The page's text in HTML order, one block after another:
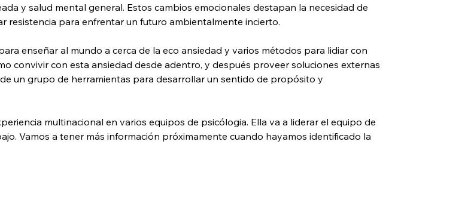
y salud mental general. Estos cambios emocionales destapan la necesidad de
resistencia para enfrentar un futuro ambientalmente incierto.
enseñar al mundo a cerca de la eco ansiedad y varios métodos para lidiar con
convivir con esta ansiedad desde adentro, y después proveer soluciones externas
un grupo de herramientas para desarrollar un sentido de propósito y
multinacional en varios equipos de psicólogia. Ella va a liderar el equipo de
Vamos a tener más información próximamente cuando hayamos identificado la